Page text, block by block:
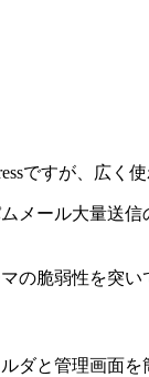
ですが、広く
メール大量送
の脆弱性を突
ダと管理画面を